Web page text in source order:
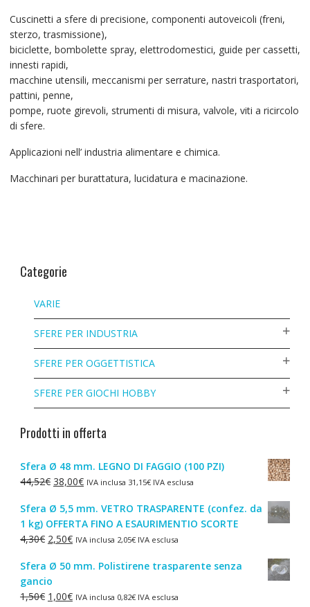
Cuscinetti a sfere di precisione, componenti autoveicoli (freni,
sterzo, trasmissione),
biciclette, bombolette spray, elettrodomestici, guide per cassetti,
innesti rapidi,
macchine utensili, meccanismi per serrature, nastri trasportatori,
pattini, penne,
pompe, ruote girevoli, strumenti di misura, valvole, viti a ricircolo
di sfere.
Applicazioni nell’ industria alimentare e chimica.
Macchinari per burattatura, lucidatura e macinazione.
Categorie
VARIE
SFERE PER INDUSTRIA
SFERE PER OGGETTISTICA
SFERE PER GIOCHI HOBBY
Prodotti in offerta
Sfera Ø 48 mm. LEGNO DI FAGGIO (100 PZI)
44,52€ Il
originale
era:
44,52€.
38,00€Il
attuale
è:
38,00€.
IVA inclusa 31,15€IVA esclusa
Sfera Ø 5,5 mm. VETRO TRASPARENTE (confez. da
1 kg) OFFERTA FINO A ESAURIMENTIO SCORTE
4,30€ Il
originale
era:
4,30€.
2,50€Il
attuale
2,50€.
IVA inclusa 2,05€IVA esclusa
Sfera Ø 50 mm. Polistirene trasparente senza
gancio
1,50€ Il1,00€IlIVA inclusa 0,82€IVA esclusa